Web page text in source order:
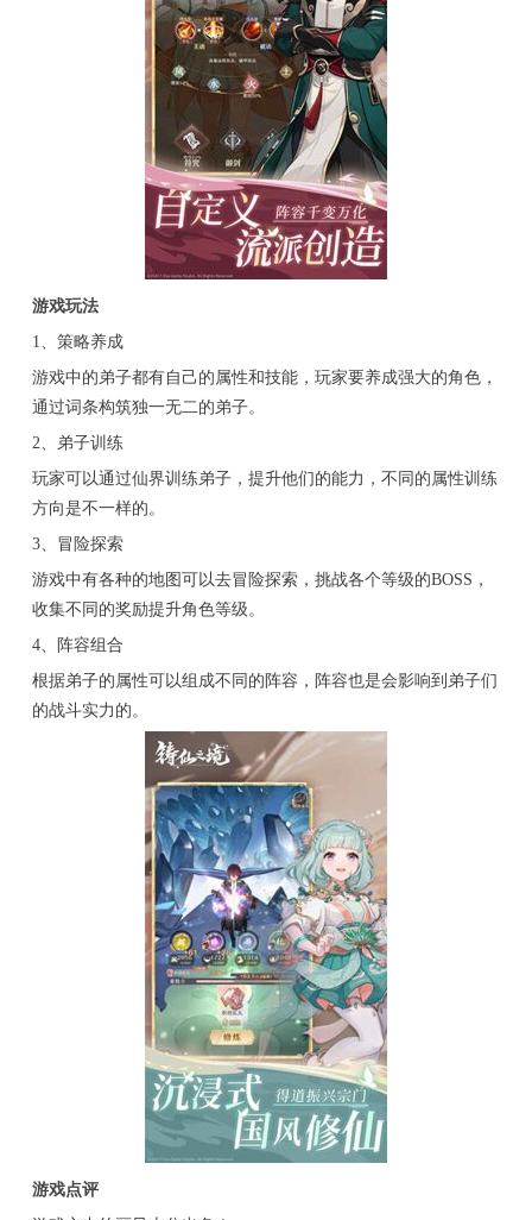
游戏玩法
1、策略养成
游戏中的弟子都有自己的属性和技能，玩家要养成强大的角色，
通过词条构筑独一无二的弟子。
2、弟子训练
玩家可以通过仙界训练弟子，提升他们的能力，不同的属性训练
方向是不一样的。
3、冒险探索
游戏中有各种的地图可以去冒险探索，挑战各个等级的BOSS，
收集不同的奖励提升角色等级。
4、阵容组合
根据弟子的属性可以组成不同的阵容，阵容也是会影响到弟子们
的战斗实力的。
游戏点评